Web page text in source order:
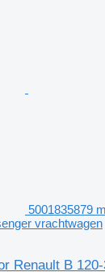
5001835879
vrachtwagen
Renault B